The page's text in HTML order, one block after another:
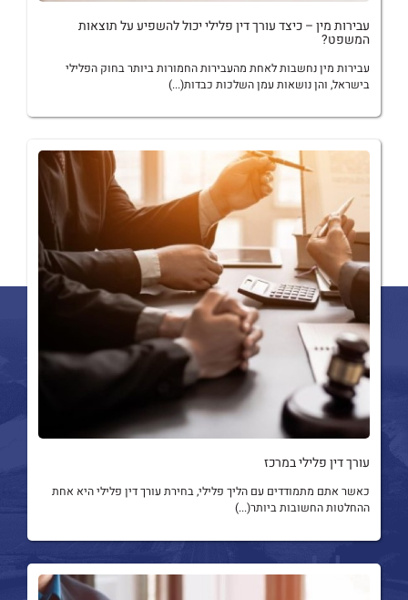
עבירות מין – כיצד עורך דין פלילי יכול להשפיע על תוצאות
המשפט?
עבירות מין נחשבות לאחת מהעבירות החמורות ביותר בחוק הפלילי
בישראל, והן נושאות עמן השלכות כבדות(...)
עורך דין פלילי במרכז
כאשר אתם מתמודדים עם הליך פלילי, בחירת עורך דין פלילי היא אחת
ההחלטות החשובות ביותר(...)